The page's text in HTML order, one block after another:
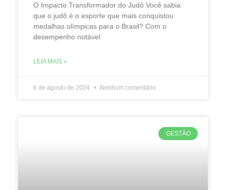
O Impacto Transformador do Judô Você sabia
que o judô é o esporte que mais conquistou
medalhas olímpicas para o Brasil? Com o
desempenho notável
LEIA MAIS »
6 de agosto de 2024 Nenhum comentário
GESTÃO